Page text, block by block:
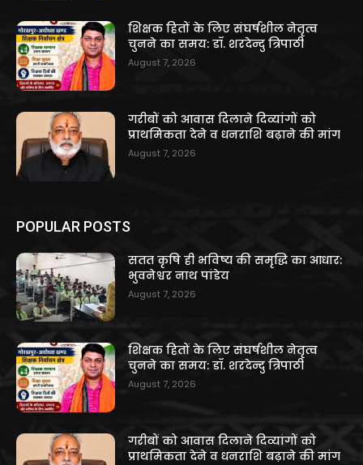
शिक्षक हितों के लिए संघर्षशील नेतृत्व
चुनने का समय: डॉ. शरदेन्दु त्रिपाठी
August 7, 2026
गरीबों को आवास दिलाने दिव्यांगों को
प्राथमिकता देने व धनराशि बढ़ाने की मांग
August 7, 2026
POPULAR POSTS
सतत कृषि ही भविष्य की समृद्धि का आधार:
भुवनेश्वर नाथ पांडेय
August 7, 2026
शिक्षक हितों के लिए संघर्षशील नेतृत्व
चुनने का समय: डॉ. शरदेन्दु त्रिपाठी
August 7, 2026
गरीबों को आवास दिलाने दिव्यांगों को
प्राथमिकता देने व धनराशि बढ़ाने की मांग